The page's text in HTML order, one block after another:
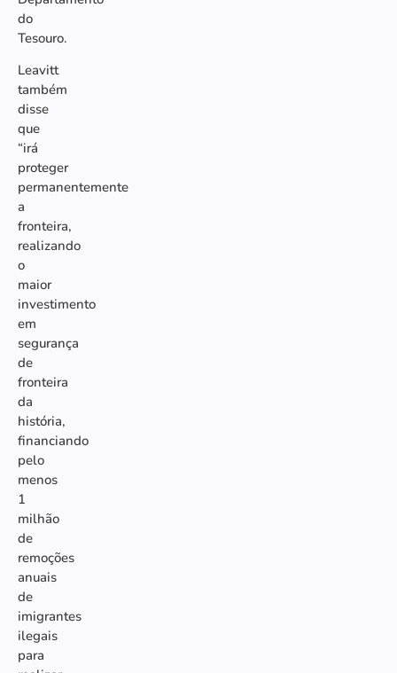
do
Tesouro.
Leavitt
também
disse
que
“irá
proteger
permanentemente
a
fronteira,
realizando
o
maior
investimento
em
segurança
de
fronteira
da
história,
financiando
pelo
menos
1
milhão
de
remoções
anuais
de
imigrantes
ilegais
para